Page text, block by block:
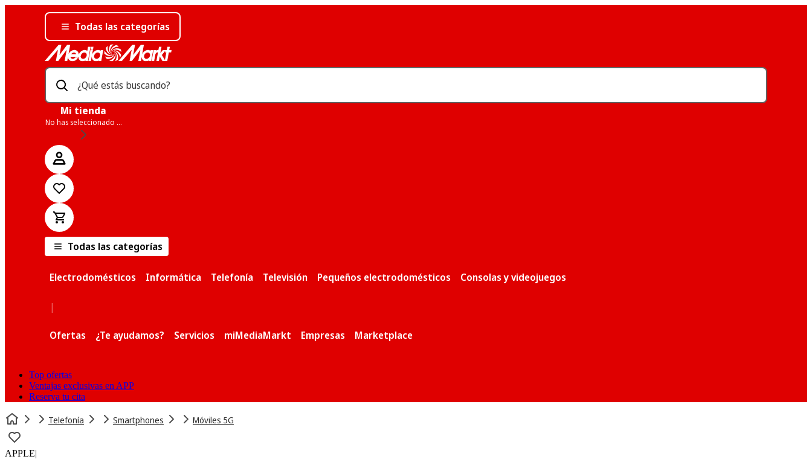
Todas las categorías
¿Qué estás buscando?
Mi tienda
No has seleccionado una tienda
Todas las categorías
Electrodomésticos Informática Telefonía Televisión Pequeños electrodomésticos Consolas y videojuegos
|
Ofertas ¿Te ayudamos? Servicios miMediaMarkt Empresas Marketplace
Top ofertas
Ventajas exclusivas en APP
Reserva tu cita
Telefonía Smartphones Móviles 5G
APPLE|